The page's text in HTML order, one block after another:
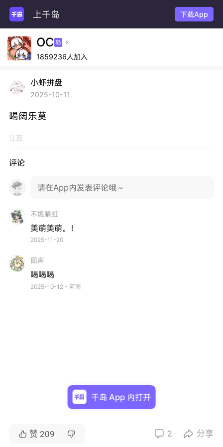
上千岛 下载App
OC 岛 
1859236人加入
小虾拼盘
2025-10-11
喝阔乐莫
江西
评论
请在App内发表评论哦～
不熄晴虹
美萌美萌。！
2025-11-20
回声
喝喝喝
2025-10-12・河南
 赞 209   2  分享
千岛 App 内打开